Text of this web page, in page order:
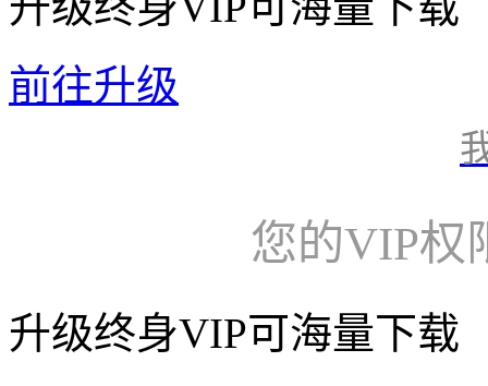
前往升级
您的VIP权
升级终身VIP可海量下载